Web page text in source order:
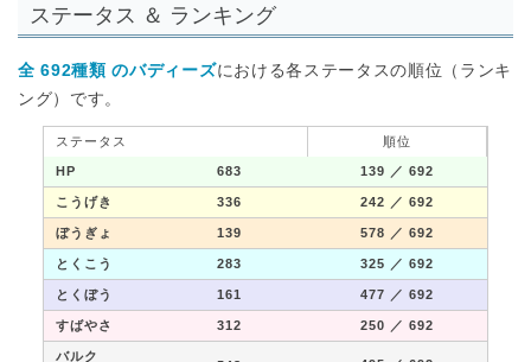
ステータス ＆ ランキング
全 692種類 のバディーズにおける各ステータスの順位（ランキ
ング）です。
ステータス 順位
HP 683 139 ／ 692
こうげき 336 242 ／ 692
ぼうぎょ 139 578 ／ 692
とくこう 283 325 ／ 692
とくぼう 161 477 ／ 692
すばやさ 312 250 ／ 692
バルク